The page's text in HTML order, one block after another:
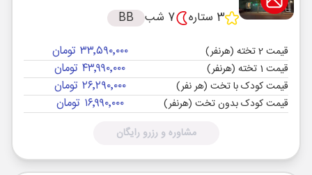
3 ستاره
7 شب BB
قیمت 2 تخته (هرنفر) ۳۳٬۵۹۰٬۰۰۰ تومان
قیمت 1 تخته (هرنفر) ۴۳٬۹۹۰٬۰۰۰ تومان
قیمت کودک با تخت (هر نفر) ۲۶٬۲۹۰٬۰۰۰ تومان
قیمت کودک بدون تخت (هرنفر) ۱۶٬۹۹۰٬۰۰۰ تومان
مشاوره و رزرو رایگان